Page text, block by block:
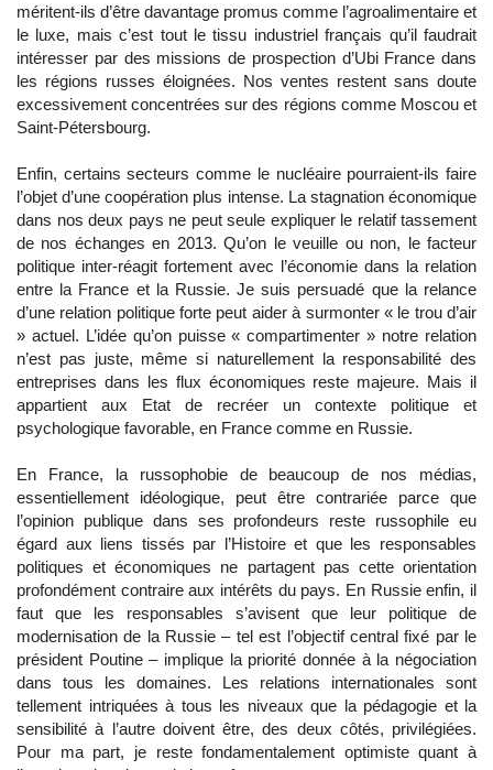
méritent-ils d’être davantage promus comme l’agroalimentaire et
le luxe, mais c’est tout le tissu industriel français qu’il faudrait
intéresser par des missions de prospection d’Ubi France dans
les régions russes éloignées. Nos ventes restent sans doute
excessivement concentrées sur des régions comme Moscou et
Saint-Pétersbourg.
Enfin, certains secteurs comme le nucléaire pourraient-ils faire
l’objet d’une coopération plus intense. La stagnation économique
dans nos deux pays ne peut seule expliquer le relatif tassement
de nos échanges en 2013. Qu’on le veuille ou non, le facteur
politique inter-réagit fortement avec l’économie dans la relation
entre la France et la Russie. Je suis persuadé que la relance
d’une relation politique forte peut aider à surmonter « le trou d’air
» actuel. L’idée qu’on puisse « compartimenter » notre relation
n’est pas juste, même si naturellement la responsabilité des
entreprises dans les flux économiques reste majeure. Mais il
appartient aux Etat de recréer un contexte politique et
psychologique favorable, en France comme en Russie.
En France, la russophobie de beaucoup de nos médias,
essentiellement idéologique, peut être contrariée parce que
l’opinion publique dans ses profondeurs reste russophile eu
égard aux liens tissés par l’Histoire et que les responsables
politiques et économiques ne partagent pas cette orientation
profondément contraire aux intérêts du pays. En Russie enfin, il
faut que les responsables s’avisent que leur politique de
modernisation de la Russie – tel est l’objectif central fixé par le
président Poutine – implique la priorité donnée à la négociation
dans tous les domaines. Les relations internationales sont
tellement intriquées à tous les niveaux que la pédagogie et la
sensibilité à l’autre doivent être, des deux côtés, privilégiées.
Pour ma part, je reste fondamentalement optimiste quant à